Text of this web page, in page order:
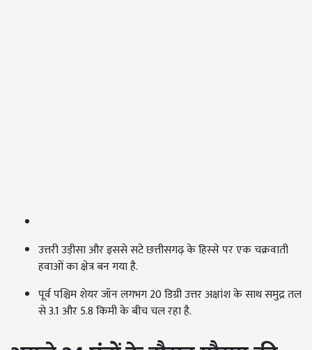
उत्तरी उड़ीसा और इससे सटे छत्तीसगढ़ के हिस्से पर एक चक्रवाती
हवाओं का क्षेत्र बन गया है.
पूर्व पश्चिम शेयर जॉन लगभग 20 डिग्री उत्तर अक्षांश के साथ समुद्र तल
से 3.1 और 5.8 किमी के बीच चल रहा है.